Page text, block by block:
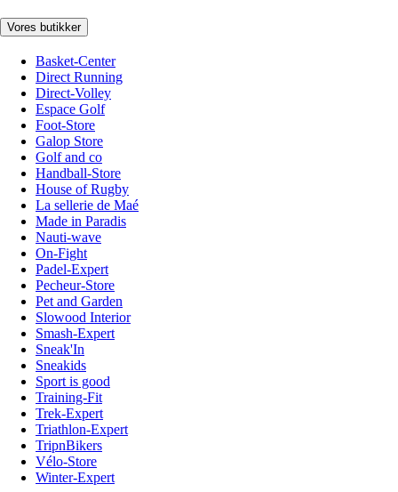
Vores butikker
Basket-Center
Direct Running
Direct-Volley
Espace Golf
Foot-Store
Galop Store
Golf and co
Handball-Store
House of Rugby
La sellerie de Maé
Made in Paradis
Nauti-wave
On-Fight
Padel-Expert
Pecheur-Store
Pet and Garden
Slowood Interior
Smash-Expert
Sneak'In
Sneakids
Sport is good
Training-Fit
Trek-Expert
Triathlon-Expert
TripnBikers
Vélo-Store
Winter-Expert